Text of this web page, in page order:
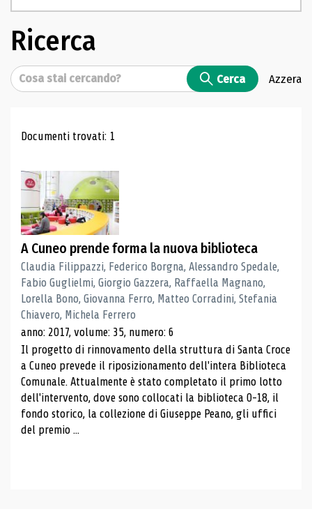
Ricerca
Cerca Cerca Azzera
Risultati di ricerca
Documenti trovati: 1
A Cuneo prende forma la nuova biblioteca
Claudia Filippazzi, Federico Borgna, Alessandro Spedale,
Fabio Guglielmi, Giorgio Gazzera, Raffaella Magnano,
Lorella Bono, Giovanna Ferro, Matteo Corradini, Stefania
Chiavero, Michela Ferrero
anno: 2017, volume: 35, numero: 6
Il progetto di rinnovamento della struttura di Santa Croce
a Cuneo prevede il riposizionamento dell'intera Biblioteca
Comunale. Attualmente è stato completato il primo lotto
dell'intervento, dove sono collocati la biblioteca 0-18, il
fondo storico, la collezione di Giuseppe Peano, gli uffici
del premio ...